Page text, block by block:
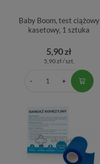
Baby Boom, test ciążowy
kasetowy, 1 sztuka
5,90 zł
5,90 zł / szt.